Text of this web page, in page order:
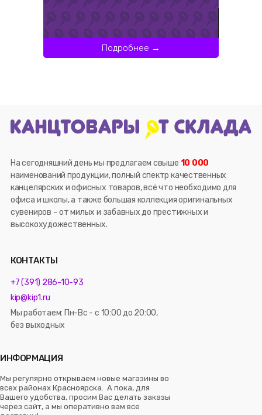
Подробнее →
На сегодняшний день мы предлагаем свыше 10 000
наименований продукции, полный спектр качественных
канцелярских и офисных товаров, всё что необходимо для
офиса и школы, а также большая коллекция оригинальных
сувениров – от милых и забавных до престижных и
высокохудожественных.
КОНТАКТЫ
+7 (391) 286-10-93
kip@kip1.ru
Мы работаем: Пн-Вс - с 10:00 до 20:00,
без выходных
ИНФОРМАЦИЯ
Мы регулярно открываем новые магазины во
всех районах Красноярска. А пока, для
Вашего удобства, просим Вас делать заказы
через сайт, а мы оперативно вам все